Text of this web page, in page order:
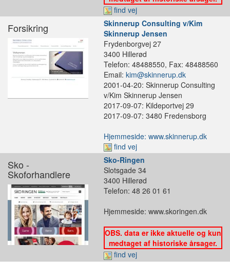
find vej
Forsikring
Skinnerup Consulting v/Kim
Skinnerup Jensen
Frydenborgvej 27
3400 Hillerød
Telefon: 48488550, Fax: 48488560
Email: kim@skinnerup.dk
2001-04-20: Skinnerup Consulting
v/Kim Skinnerup Jensen
2017-09-07: Kildeportvej 29
2017-09-07: 3480 Fredensborg
Hjemmeside: www.skinnerup.dk
find vej
Sko -
Skoforhandlere
Sko-Ringen
Slotsgade 34
3400 Hillerød
Telefon: 48 26 01 61
Hjemmeside: www.skoringen.dk
OBS. data er ikke aktuelle og kun
medtaget af historiske årsager.
find vej